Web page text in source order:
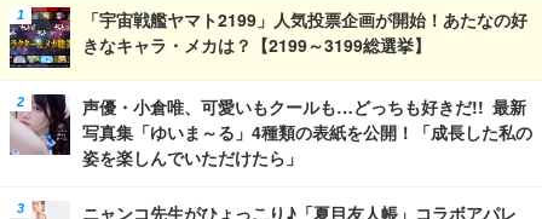
「宇宙戦艦ヤマト2199」人気投票企画が開始！あたなの好
きなキャラ・メカは？【2199～3199総選挙】
声優・小倉唯、可愛いもクールも…どっちも好きだ!! 最新
写真集「ゆいま～る」4種類の表紙を公開！「成長した私の
姿を楽しんでいただけたら」
ニャンコ先生がひょっこり♪「夏目友人帳」コラボアパレ